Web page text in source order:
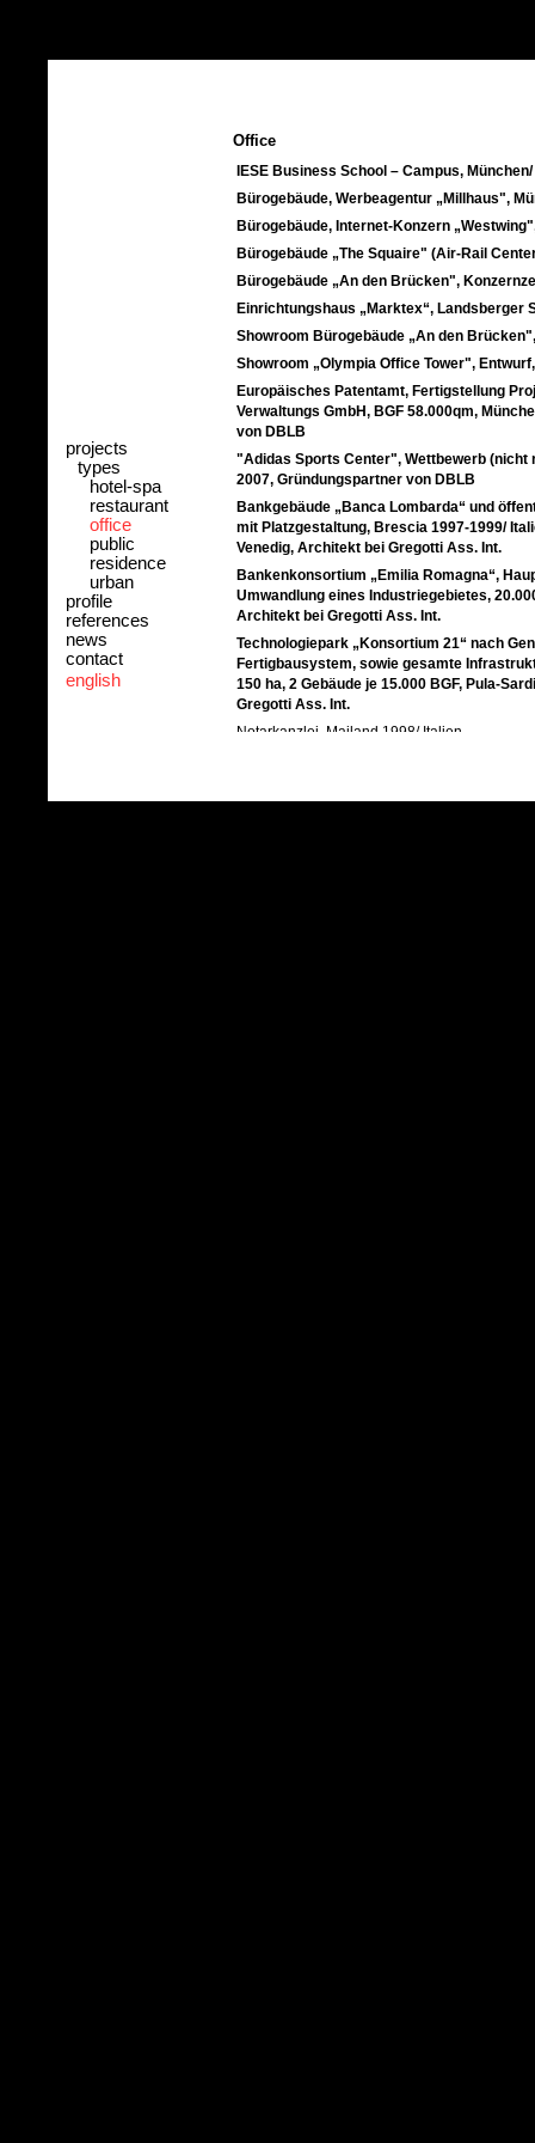
projects
types
hotel-spa
restaurant
office
public
residence
urban
profile
references
news
contact
english
Office
IESE Business School – Campus, München/
Bürogebäude, Werbeagentur „Millhaus",
Bürogebäude, Internet-Konzern
Bürogebäude „The Squaire" (Air-Rail
Bürogebäude „An den Brücken",
Einrichtungshaus „Marktex“, Landsberger
Showroom Bürogebäude „An den
Showroom „Olympia Office Tower",
Europäisches Patentamt, Fertigstellung
Verwaltungs GmbH, BGF 58.000qm,
von DBLB
"Adidas Sports Center", Wettbewerb (nicht
2007, Gründungspartner von DBLB
Bankgebäude „Banca Lombarda“ und
mit Platzgestaltung, Brescia 1997-1999/
Venedig, Architekt bei Gregotti Ass. Int.
Bankenkonsortium „Emilia Romagna“,
Umwandlung eines Industriegebietes,
Architekt bei Gregotti Ass. Int.
Technologiepark „Konsortium 21“ nach
Fertigbausystem, sowie gesamte
150 ha, 2 Gebäude je 15.000 BGF, Pula-
Gregotti Ass. Int.
Notarkanzlei, Mailand 1998/ Italien